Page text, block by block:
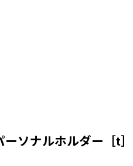
ソナルホルダー［t］